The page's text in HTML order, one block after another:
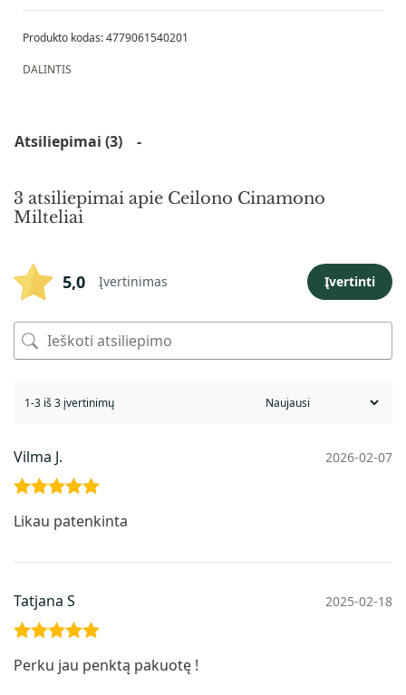
4779061540201
DALINTIS
Atsiliepimai (3)
3 atsiliepimai apie Ceilono Cinamono
Milteliai
5,0 Įvertinimas Įvertinti
1-3 iš 3 įvertinimų
Vilma J. 2026-02-07
:5iš 5
Likau patenkinta
Tatjana S 2025-02-18
:5iš 5
Perku jau penktą pakuotę !